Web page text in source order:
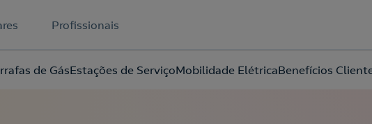
Profissionais
de GásEstações de ServiçoMobilidade ElétricaBenefícios
Acepto la política de protección de datos.